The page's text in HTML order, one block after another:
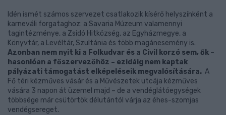
Idén ismét számos szervezet csatlakozik kísérő helyszínként a
karneváli forgataghoz: a Savaria Múzeum valamennyi
tagintézménye, a Zsidó Hitközség, az Egyházmegye, a
Könyvtár, a Levéltár, Szultánia és több magánesemény is.
Azonban nem nyit ki a Folkudvar és a Civil korzó sem, ők –
hasonlóan a főszervezőhöz – ezidáig nem kaptak
pályázati támogatást elképeléseik megvalósítására. A
Fő téri kézműves vásár és a Művészetek utcája kézműves
vására 3 napon át üzemel majd – de a vendéglátóegységek
többsége már csütörtök délutántól várja az éhes-szomjas
vendégsereget.